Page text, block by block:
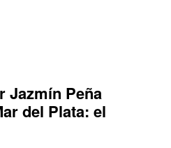
Jazmín Peña
del Plata: el